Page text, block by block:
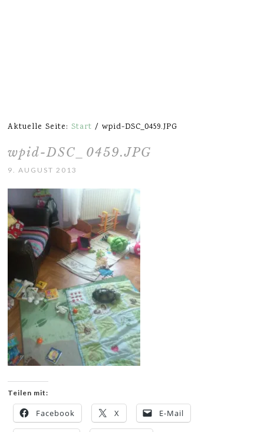
Aktuelle Seite:Start / wpid-DSC_0459.JPG
wpid-DSC_0459.JPG
9. AUGUST 2013
Teilen mit:
Facebook X E-Mail